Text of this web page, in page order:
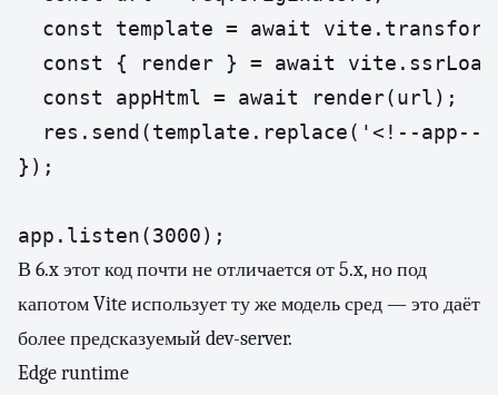
const template = await
const { render } = await
  const appHtml = await render(url);
res.send(template.replace('<!--app--
});
app.listen(3000);
В 6.x этот код почти не отличается от 5.x, но под
капотом Vite использует ту же модель сред — это даёт
более предсказуемый dev-server.
Edge runtime